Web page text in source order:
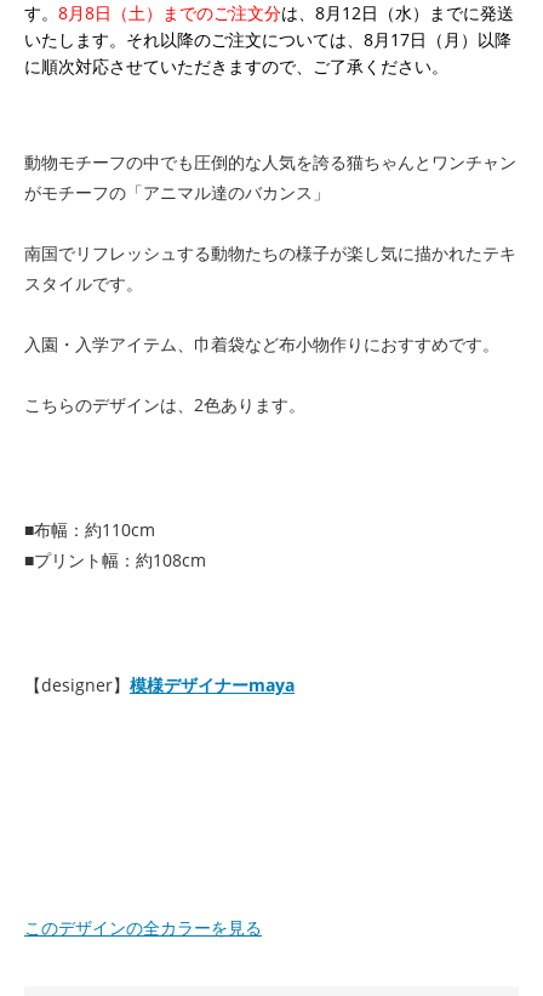
す。 8月8日（土）までのご注文分は、8月12日（水）までに発送
いたします。それ以降のご注文については、8月17日（月）以降
に順次対応させていただきますので、ご了承ください。
動物モチーフの中でも圧倒的な人気を誇る猫ちゃんとワンチャン
がモチーフの「アニマル達のバカンス」
南国でリフレッシュする動物たちの様子が楽し気に描かれたテキ
スタイルです。
入園・入学アイテム、巾着袋など布小物作りにおすすめです。
こちらのデザインは、2色あります。
■布幅：約110cm
■プリント幅：約108cm
【designer】 模様デザイナーmaya
このデザインの全カラーを見る